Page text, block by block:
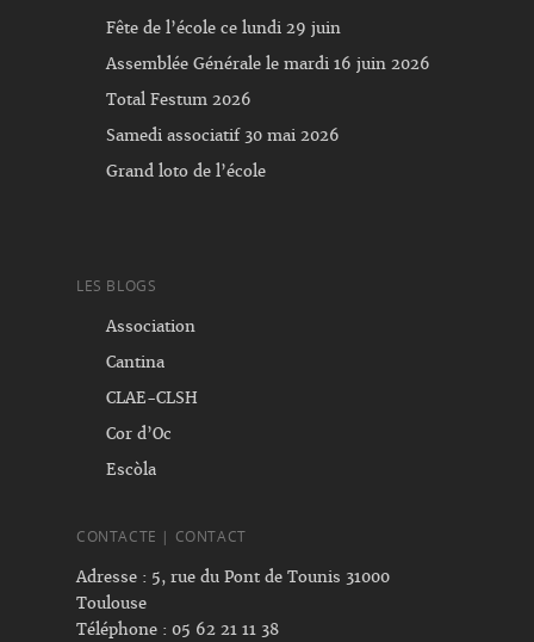
Fête de l’école ce lundi 29 juin
Assemblée Générale le mardi 16 juin 2026
Total Festum 2026
Samedi associatif 30 mai 2026
Grand loto de l’école
LES BLOGS
Association
Cantina
CLAE-CLSH
Cor d’Oc
Escòla
CONTACTE | CONTACT
Adresse : 5, rue du Pont de Tounis 31000
Toulouse
Téléphone : 05 62 21 11 38